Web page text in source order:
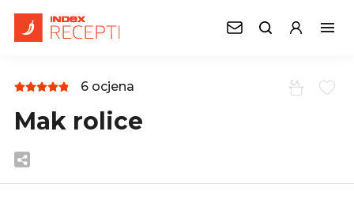
6 ocjena
Mak rolice